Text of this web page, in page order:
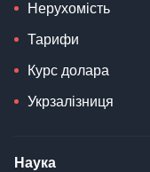
Нерухомість
Тарифи
Курс долара
Укрзалізниця
Наука